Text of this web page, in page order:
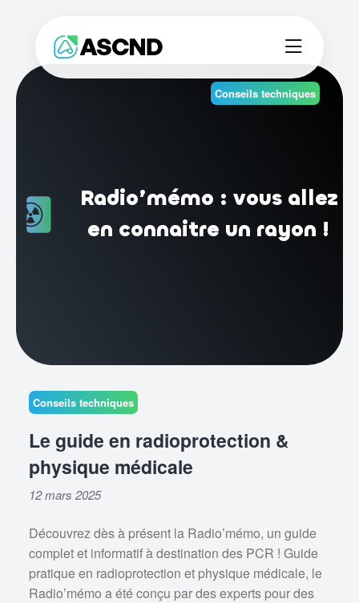
Conseils techniques
Radio’mémo : vous allez
en connaitre un rayon !
Conseils techniques
Le guide en radioprotection &
physique médicale
12 mars 2025
Découvrez dès à présent la Radio’mémo, un guide
complet et informatif à destination des PCR ! Guide
pratique en radioprotection et physique médicale, le
Radio’mémo a été conçu par des experts pour des